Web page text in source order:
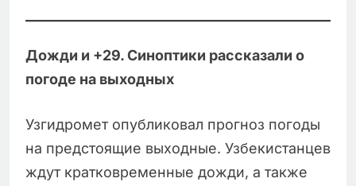
Дожди и +29. Синоптики рассказали о
погоде на выходных
Узгидромет опубликовал прогноз погоды
на предстоящие выходные. Узбекистанцев
ждут кратковременные дожди, а также